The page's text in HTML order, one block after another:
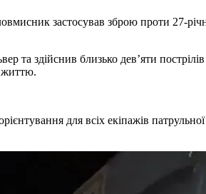
застосував зброю проти 27-
та здійснив близько дев’яти пострілів
життю.
для всіх екіпажів патрульної